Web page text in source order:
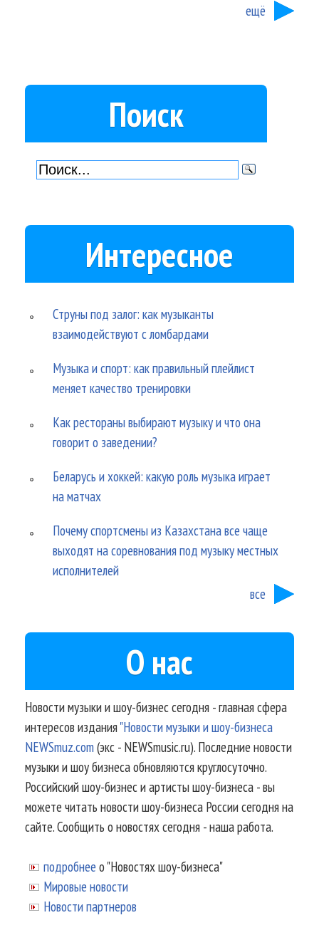
ещё
Поиск
Интересное
Струны под залог: как музыканты
взаимодействуют с ломбардами
Музыка и спорт: как правильный плейлист
меняет качество тренировки
Как рестораны выбирают музыку и что она
говорит о заведении?
Беларусь и хоккей: какую роль музыка играет
на матчах
Почему спортсмены из Казахстана все чаще
выходят на соревнования под музыку местных
исполнителей
все
О нас
Новости музыки и шоу-бизнес сегодня - главная сфера
интересов издания"Новости музыки и шоу-бизнеса
NEWSmuz.com(экс - NEWSmusic.ru). Последние новости
музыки и шоу бизнеса обновляются круглосуточно.
Российский шоу-бизнес и артисты шоу-бизнеса - вы
можете читать новости шоу-бизнеса России сегодня на
сайте. Сообщить о новостях сегодня - наша работа.
подробнее о "Новостях шоу-бизнеса"
Мировые новости
Новости партнеров